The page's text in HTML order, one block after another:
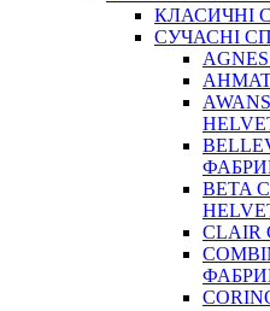
КЛАСИЧНІ
СУЧАСНІ
BETA
CLAIR